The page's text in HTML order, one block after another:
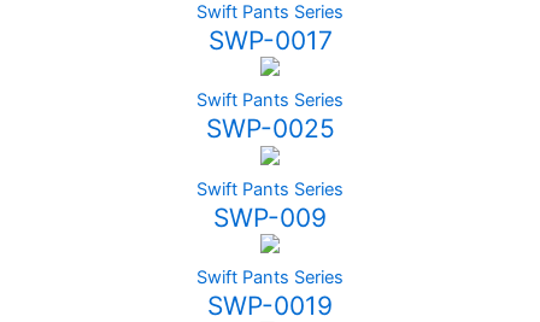
Swift Pants Series
SWP-0017
Swift Pants Series
SWP-0025
Swift Pants Series
SWP-009
Swift Pants Series
SWP-0019